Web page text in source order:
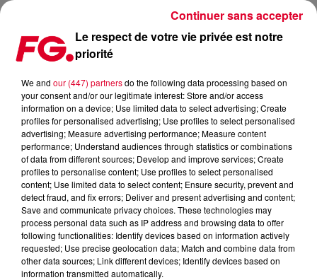
FG MIX : NATALY K
Le respect de votre vie privée est notre
priorité
We and our (447) partnersdo the following data processing based on
your consent and/or our legitimate interest: Store and/or access
information on a device; Use limited data to select advertising; Create
profiles for personalised advertising; Use profiles to select personalised
advertising; Measure advertising performance; Measure content
performance; Understand audiences through statistics or combinations
of data from different sources; Develop and improve services; Create
profiles to personalise content; Use profiles to select personalised
content; Use limited data to select content; Ensure security, prevent and
detect fraud, and fix errors; Deliver and present advertising and content;
Save and communicate privacy choices. These technologies may
process personal data such as IP address and browsing data to offer
following functionalities: Identify devices based on information actively
requested; Use precise geolocation data; Match and combine data from
other data sources; Link different devices; Identify devices based on
information transmitted automatically.
Continuer sans accepter